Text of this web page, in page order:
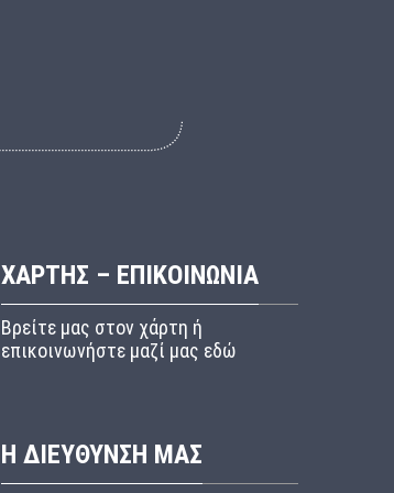
ΧΑΡΤΗΣ – ΕΠΙΚΟΙΝΩΝΙΑ
Βρείτε μας στον χάρτη ή
επικοινωνήστε μαζί μας εδώ
Η ΔΙΕΥΘΥΝΣΗ ΜΑΣ